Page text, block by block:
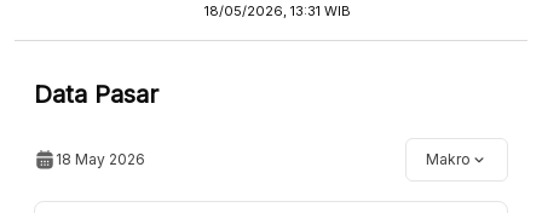
18/05/2026, 13:31 WIB
Data Pasar
18 May 2026 Makro